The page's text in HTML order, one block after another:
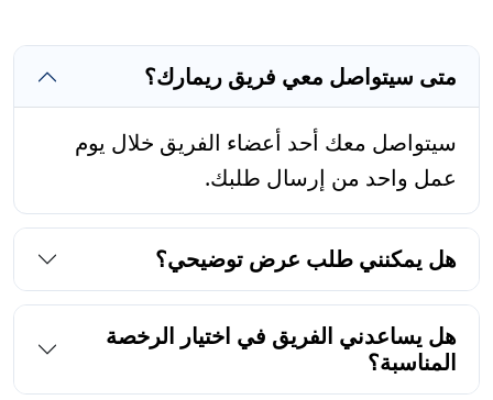
متى سيتواصل معي فريق ريمارك؟
سيتواصل معك أحد أعضاء الفريق خلال يوم
عمل واحد من إرسال طلبك.
هل يمكنني طلب عرض توضيحي؟
هل يساعدني الفريق في اختيار الرخصة
المناسبة؟